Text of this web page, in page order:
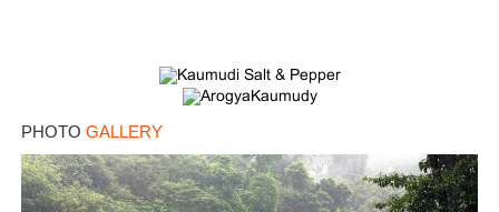
PHOTO GALLERY